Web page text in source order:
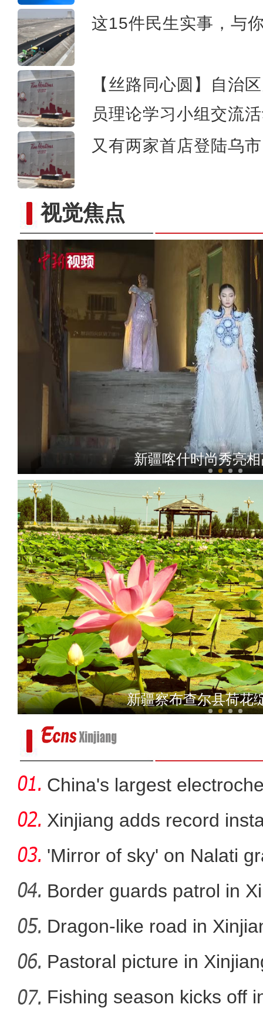
这15件民生实事，与
【丝路同心圆】自治
员理论学习小组交流
又有两家首店登陆乌
视觉焦点
新疆喀什时尚秀亮
沙雅县：稳就业惠
沙雅县全面推广电子劳
中哈300余家企业参加首届
新疆察布查尔县荷花
新疆奇台：田野上
China's largest
storag
Xinjiang adds record
cap
'Mirror of sky' on Nalati
Border guards patrol in
Dragon-like road in
Pastoral picture in
Fishing season kicks off